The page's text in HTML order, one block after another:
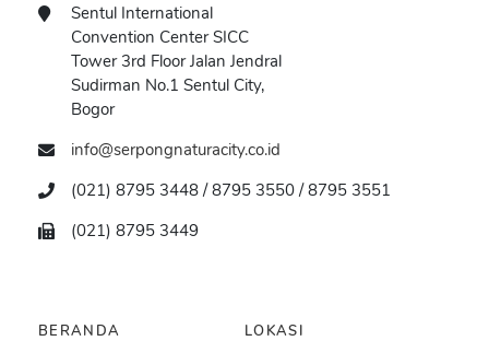
Sentul International
Convention Center SICC
Tower 3rd Floor Jalan Jendral
Sudirman No.1 Sentul City,
Bogor
info@serpongnaturacity.co.id
(021) 8795 3448 / 8795 3550 / 8795 3551
(021) 8795 3449
BERANDA LOKASI